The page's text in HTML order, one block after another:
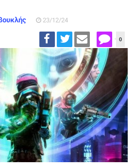
23/12/24
0